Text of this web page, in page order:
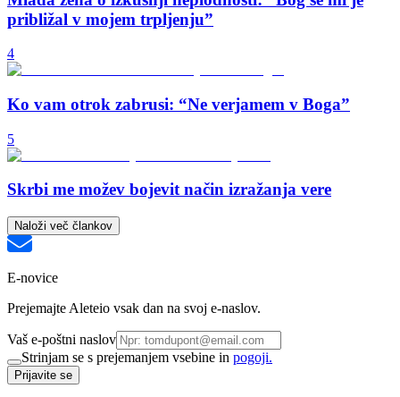
približal v mojem trpljenju”
4
Ko vam otrok zabrusi: “Ne verjamem v Boga”
5
Skrbi me možev bojevit način izražanja vere
Naloži več člankov
E-novice
Prejemajte Aleteio vsak dan na svoj e-naslov.
Vaš e-poštni naslov
Strinjam se s prejemanjem vsebine in pogoji.
Prijavite se